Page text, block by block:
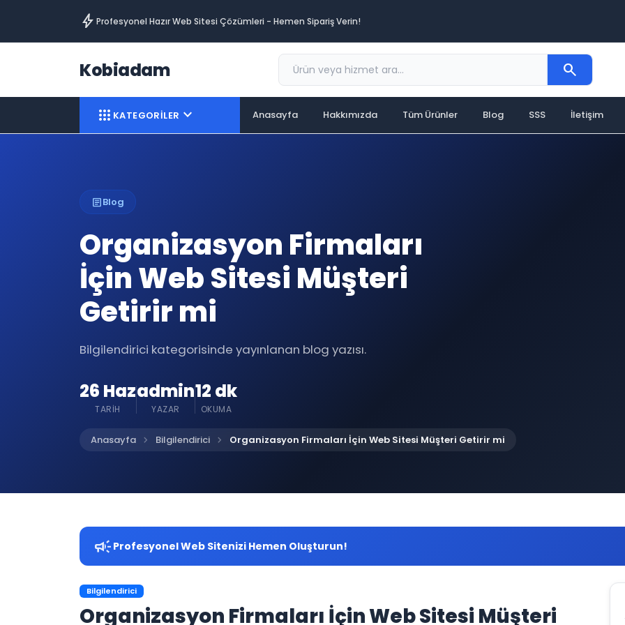
bolt Profesyonel Hazır Web Sitesi Çözümleri - Hemen Sipariş Verin!
Kobiadam search
apps KATEGORİLER expand_more Anasayfa Hakkımızda Tüm Ürünler Blog SSS İletişim
articleBlog
Organizasyon Firmaları
İçin Web Sitesi Müşteri
Getirir mi
Bilgilendirici kategorisinde yayınlanan blog yazısı.
26 Haz
TARIH
admin
YAZAR
12 dk
OKUMA
Anasayfa chevron_right Bilgilendirici chevron_right Organizasyon Firmaları İçin Web Sitesi Müşteri Getirir mi
campaign Profesyonel Web Sitenizi Hemen Oluşturun!
Bilgilendirici
Organizasyon Firmaları İçin Web Sitesi Müşteri